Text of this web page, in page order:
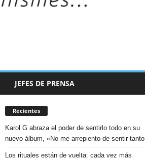
JEFES DE PRENSA
Recientes
Karol G abraza el poder de sentirlo todo en su
nuevo álbum, «No me arrepiento de sentir
Los rituales están de vuelta: cada vez más